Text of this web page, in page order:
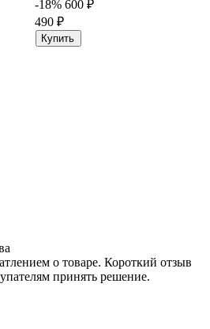
-18% 600 ₽
490 ₽
Купить
о товаре. Короткий отзыв
принять решение.